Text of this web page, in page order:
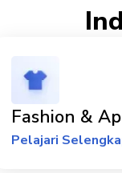
Fashion &
Pelajari